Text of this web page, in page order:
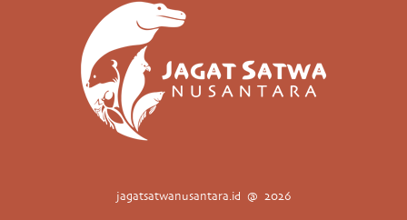
jagatsatwanusantara.id @ 2026